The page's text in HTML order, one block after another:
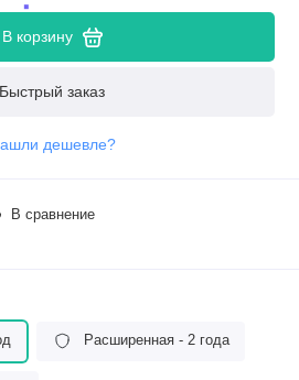
В корзину
Быстрый заказ
дешевле?
В сравнение
Расширенная - 2 года